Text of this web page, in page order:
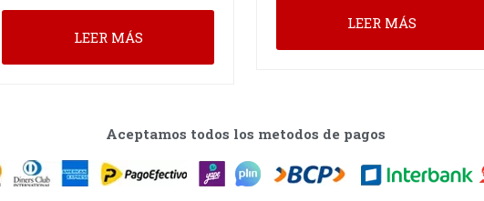
LEER MÁS
LEER MÁS
Aceptamos todos los metodos de pagos